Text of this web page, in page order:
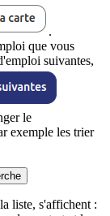
.
que vous
suivantes,
le
exemple les trier
liste, s'affichent :